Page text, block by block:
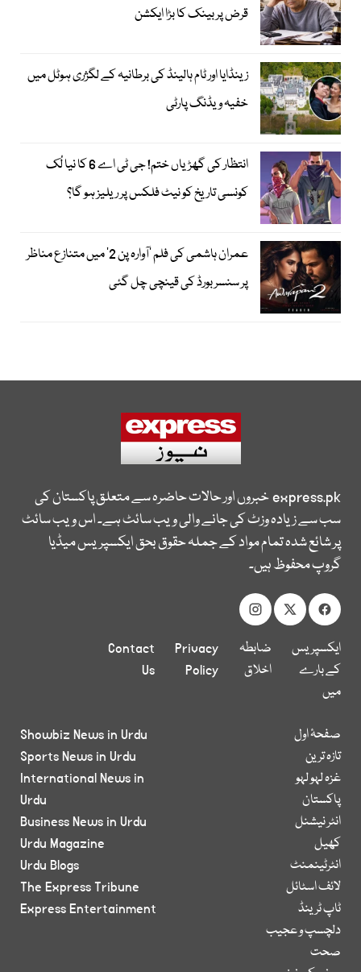
قرض پر بینک کا بڑا ایکشن
زینڈایا اور ٹام ہالینڈ کی برطانیہ کے لگژری ہوٹل میں
خفیہ ویڈنگ پارٹی
انتظار کی گھڑیاں ختم! جی ٹی اے 6 کا نیا لُک
کونسی تاریخ کو نیٹ فلکس پر ریلیز ہو گا؟
عمران ہاشمی کی فلم ’آوارہ پن 2‘ میں متنازع مناظر
پر سنسر بورڈ کی قینچی چل گئی
express.pkخبروں اور حالات حاضرہ سے متعلق پاکستان کی
سب سے زیادہ وزٹ کی جانے والی ویب سائٹ ہے۔ اس ویب سائٹ
پر شائع شدہ تمام مواد کے جملہ حقوق بحق ایکسپریس میڈیا
گروپ محفوظ ہیں۔
ایکسپریس
کے بارے
میں
ضابطہ
اخلاق
Privacy
Policy
Contact
Us
صفحۂ اول
تازہ ترین
غزہ لہو لہو
پاکستان
انٹر نیشنل
کھیل
انٹرٹینمنٹ
لائف اسٹائل
ٹاپ ٹرینڈ
دلچسپ و عجیب
صحت
Showbiz News in Urdu
Sports News in Urdu
International News in
Urdu
Business News in Urdu
Urdu Magazine
Urdu Blogs
The Express Tribune
Express Entertainment